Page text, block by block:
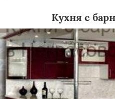
Кухня с